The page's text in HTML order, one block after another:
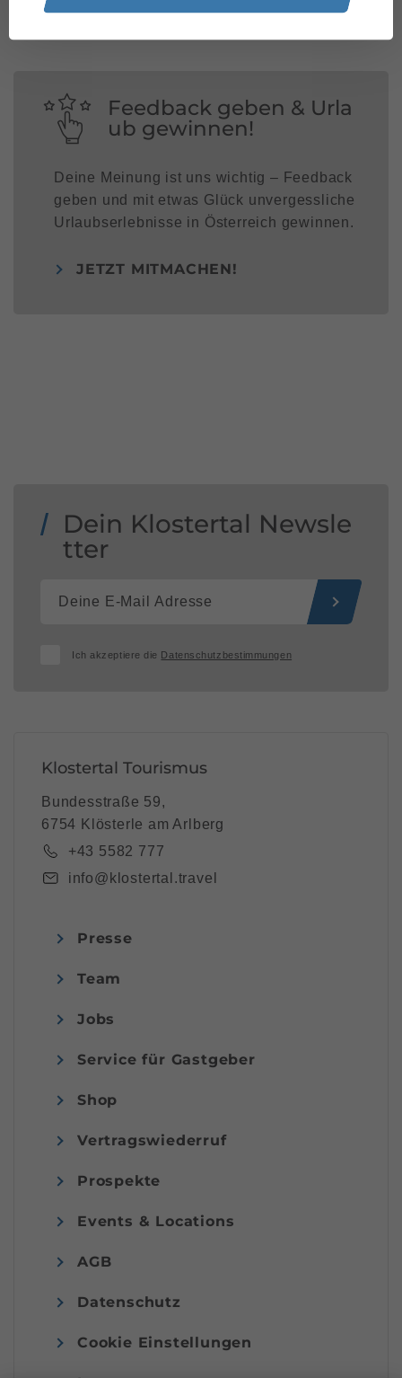
Feedback geben & Urla
ub gewinnen!
Deine Meinung ist uns wichtig – Feedback
geben und mit etwas Glück unvergessliche
Urlaubserlebnisse in Österreich gewinnen.
JETZT MITMACHEN!
Dein Klostertal Newsle
tter
Ich akzeptiere die Datenschutzbestimmungen
Klostertal Tourismus
Bundesstraße 59,
6754 Klösterle am Arlberg
+43 5582 777
info@klostertal.travel
Presse
Team
Jobs
Service für Gastgeber
Shop
Vertragswiederruf
Prospekte
Events & Locations
AGB
Datenschutz
Cookie Einstellungen